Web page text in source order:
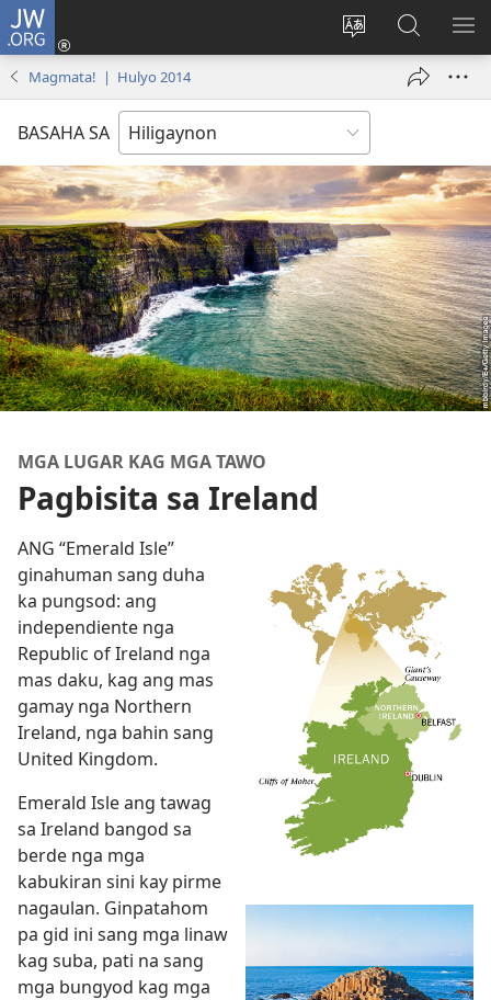
JW.ORG
Islan
lenguahe
sang
site
Mag-
log
new
Mangita
sa
JW.ORG
Magmata! | Hulyo 2014
BASAHA SA
MGA LUGAR KAG MGA TAWO
Pagbisita sa Ireland
ANG “Emerald Isle”
ginahuman sang duha
ka pungsod: ang
independiente nga
Republic of Ireland nga
mas daku, kag ang mas
gamay nga Northern
Ireland, nga bahin sang
United Kingdom.
Emerald Isle ang tawag
sa Ireland bangod sa
berde nga mga
kabukiran sini kay pirme
nagaulan. Ginpatahom
pa gid ini sang mga linaw
kag suba, pati na sang
mga bungyod kag mga